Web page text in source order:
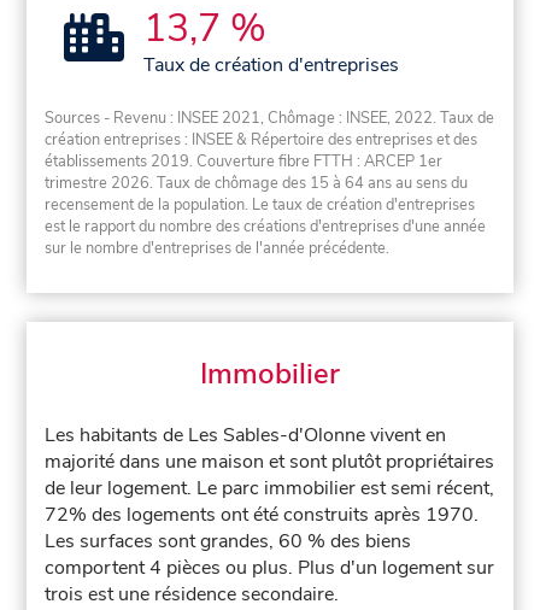
13,7 %
Taux de création d'entreprises
Sources - Revenu : INSEE 2021, Chômage : INSEE, 2022. Taux de
création entreprises : INSEE & Répertoire des entreprises et des
établissements 2019. Couverture fibre FTTH : ARCEP 1er
trimestre 2026. Taux de chômage des 15 à 64 ans au sens du
recensement de la population. Le taux de création d'entreprises
est le rapport du nombre des créations d'entreprises d'une année
sur le nombre d'entreprises de l'année précédente.
Immobilier
Les habitants de Les Sables-d'Olonne vivent en
majorité dans une maison et sont plutôt propriétaires
de leur logement. Le parc immobilier est semi récent,
72% des logements ont été construits après 1970.
Les surfaces sont grandes, 60 % des biens
comportent 4 pièces ou plus. Plus d'un logement sur
trois est une résidence secondaire.